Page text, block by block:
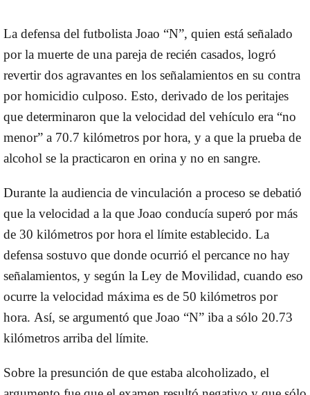
La defensa del futbolista Joao “N”, quien está señalado
por la muerte de una pareja de recién casados, logró
revertir dos agravantes en los señalamientos en su contra
por homicidio culposo. Esto, derivado de los peritajes
que determinaron que la velocidad del vehículo era “no
menor” a 70.7 kilómetros por hora, y a que la prueba de
alcohol se la practicaron en orina y no en sangre.
Durante la audiencia de vinculación a proceso se debatió
que la velocidad a la que Joao conducía superó por más
de 30 kilómetros por hora el límite establecido. La
defensa sostuvo que donde ocurrió el percance no hay
señalamientos, y según la Ley de Movilidad, cuando eso
ocurre la velocidad máxima es de 50 kilómetros por
hora. Así, se argumentó que Joao “N” iba a sólo 20.73
kilómetros arriba del límite.
Sobre la presunción de que estaba alcoholizado, el